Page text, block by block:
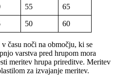
55 65
50 60
času noči na območju, ki se
varstva pred hrupom mora
meritev hrupa prireditve. Meritev
za izvajanje meritev.